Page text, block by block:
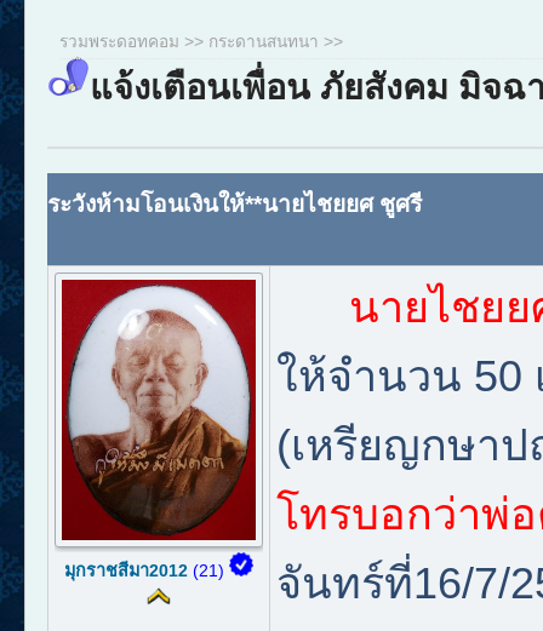
รวมพระดอทคอม >> กระดานสนทนา >>
แจ้งเตือนเพื่อน ภัยสังคม มิจฉ
ระวังห้ามโอนเงินให้**นายไชยยศ ชูศรี
มุกราชสีมา2012 (21)
นายไชย
ให้จำนวน 50
(เหรียญกษา
โทรบอกว่าพ่
จันทร์ที่16/7/